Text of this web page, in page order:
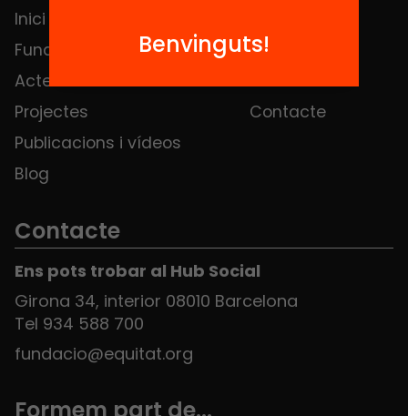
Inici
Fundació
Actes
Projectes
Publicacions i vídeos
Blog
FAQS
Hub Social
Contacte
Contacte
Ens pots trobar al Hub Social
Girona 34, interior 08010 Barcelona
Tel 934 588 700
fundacio@equitat.org
Benvinguts!